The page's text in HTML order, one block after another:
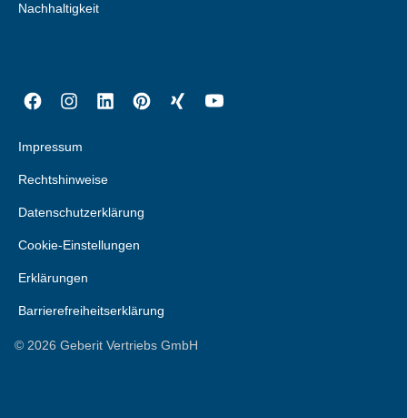
Nachhaltigkeit
Impressum
Rechtshinweise
Datenschutzerklärung
Cookie-Einstellungen
Erklärungen
Barrierefreiheitserklärung
© 2026 Geberit Vertriebs GmbH